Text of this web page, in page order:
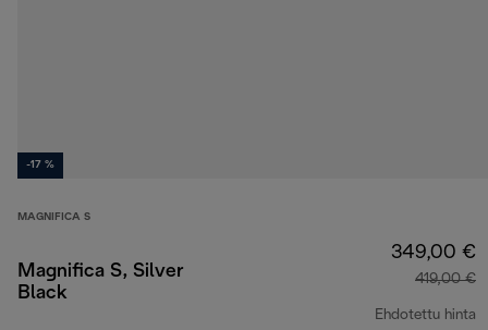
-17 %
MAGNIFICA S
Magnifica S, Silver
Black
349,00 €
419,00 €
Ehdotettu hinta